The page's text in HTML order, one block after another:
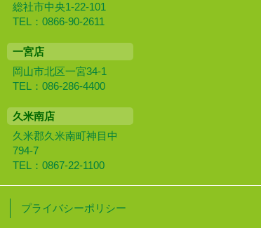
総社市中央1-22-101
TEL：0866-90-2611
一宮店
岡山市北区一宮34-1
TEL：086-286-4400
久米南店
久米郡久米南町神目中
794-7
TEL：0867-22-1100
プライバシーポリシー